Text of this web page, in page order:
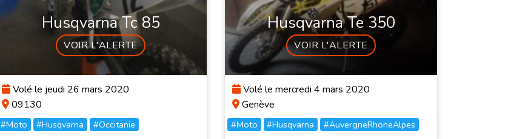
Husqvarna Tc 85
VOIR L'ALERTE
Volé le jeudi 26 mars 2020
09130
#Moto #Husqvarna #Occitanie
Husqvarna Te 350
VOIR L'ALERTE
Volé le mercredi 4 mars 2020
Genève
#Moto #Husqvarna #AuvergneRhoneAlpes